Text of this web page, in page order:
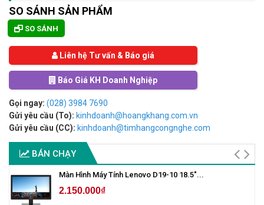
SO SÁNH SẢN PHẨM
SO SÁNH
Liên hệ Tư vấn & Báo giá
Báo Giá KH Doanh Nghiệp
Gọi ngay: (028) 3984 7690
Gửi yêu cầu (To): kinhdoanh@hoangkhang.com.vn
Gửi yêu cầu (CC): kinhdoanh@timhangcongnghe.com
BÁN CHẠY
Màn Hình Máy Tính Lenovo D19-10 18.5"...
2.150.000₫